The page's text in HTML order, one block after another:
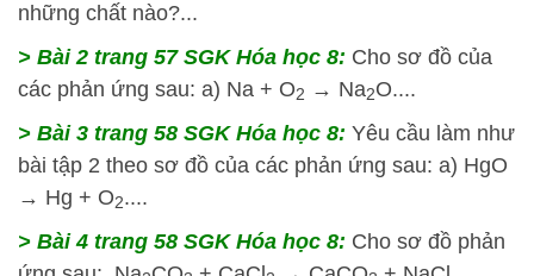
những chất nào?...
> Bài 2 trang 57 SGK Hóa học 8: Cho sơ đồ của
các phản ứng sau: a) Na + O2 → Na2O....
> Bài 3 trang 58 SGK Hóa học 8: Yêu cầu làm như
bài tập 2 theo sơ đồ của các phản ứng sau: a) HgO
→ Hg + O2....
> Bài 4 trang 58 SGK Hóa học 8: Cho sơ đồ phản